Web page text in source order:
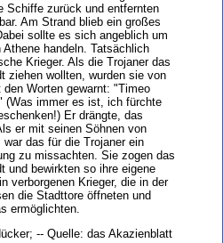
Schiffe zurück und entfernten
Am Strand blieb ein großes
sollte es sich angeblich um
handeln. Tatsächlich
Krieger. Als die Trojaner das
ziehen wollten, wurden sie von
Worten gewarnt: "Timeo
(Was immer es ist, ich fürchte
Er drängte, das
er mit seinen Söhnen von
das für die Trojaner ein
zu missachten. Sie zogen das
und bewirkten so ihre eigene
verborgenen Krieger, die in der
die Stadttore öffneten und
ermöglichten.
-- Quelle: das Akazienblatt